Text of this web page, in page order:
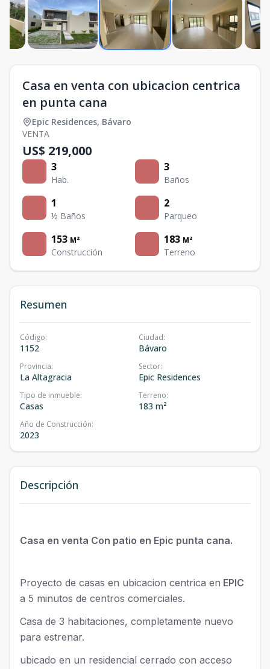
Casa en venta con ubicacion centrica
en punta cana
Epic Residences, Bávaro
VENTA
US$ 219,000
3
Hab.
3
Baños
1
½ Baños
2
Parqueo
153 M²
Construcción
183 M²
Terreno
Resumen
Código:
1152
Ciudad:
Bávaro
Provincia:
La Altagracia
Sector:
Epic Residences
Tipo de inmueble:
Casas
Terreno:
183 m²
Año de Construcción:
2023
Descripción
Casa en venta Con patio en Epic punta cana.
Proyecto de casas en ubicacion centrica en EPIC
a 5 minutos de centros comerciales.
Casa de 3 habitaciones, completamente nuevo
para estrenar.
ubicado en un residencial cerrado con acceso